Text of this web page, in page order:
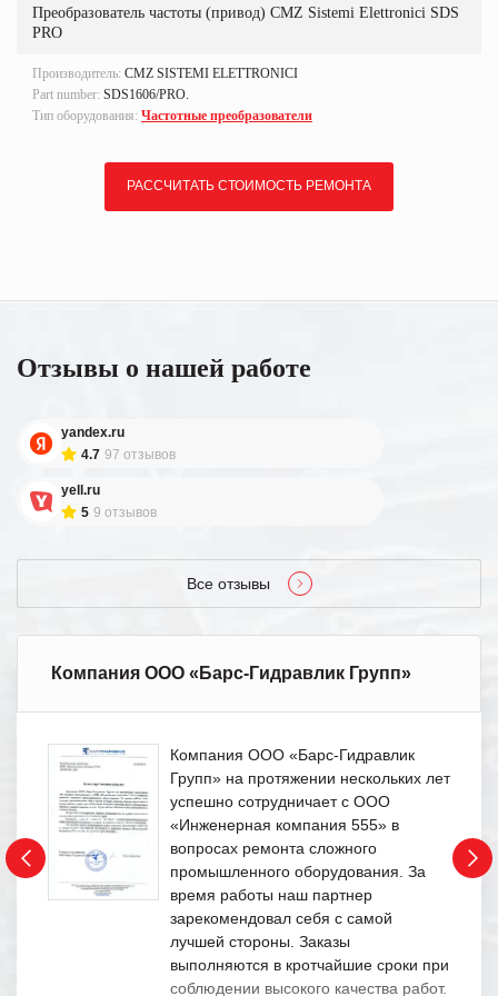
Преобразователь частоты (привод) CMZ Sistemi Elettronici SDS
PRO
Производитель: CMZ SISTEMI ELETTRONICI
Part number: SDS1606/PRO.
Тип оборудования: Частотные преобразователи
РАССЧИТАТЬ СТОИМОСТЬ РЕМОНТА
Отзывы о нашей работе
yandex.ru
4.7 97 отзывов
yell.ru
5 9 отзывов
Все отзывы
Компания ООО «Барс-Гидравлик Групп»
Компания ООО «Барс-Гидравлик
Групп» на протяжении нескольких лет
успешно сотрудничает с ООО
«Инженерная компания 555» в
вопросах ремонта сложного
промышленного оборудования. За
время работы наш партнер
зарекомендовал себя с самой
лучшей стороны. Заказы
выполняются в кротчайшие сроки при
соблюдении высокого качества работ.